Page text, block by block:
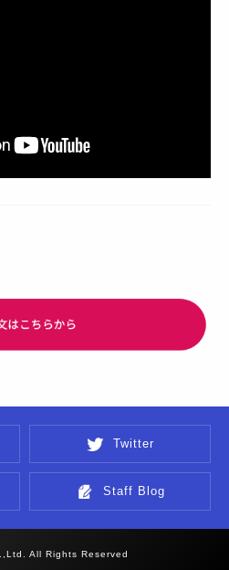
Twitter
Staff Blog
All Rights Reserved